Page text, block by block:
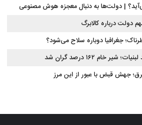
| دولت‌ها به دنبال معجزه هوش مصنوعی
دولت درباره کالابرگ
جغرافیا دوباره سلاح می‌شود؟
خام ۱۶۲ درصد گران شد
جهش قبض با عبور از این مرز